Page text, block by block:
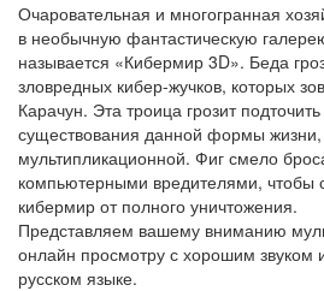
Очаровательная и многогранная
в необычную фантастическую
называется «Кибермир 3D». Беда
зловредных кибер-жучков, которых
Карачун. Эта троица грозит
существования данной формы
мультипликационной. Фиг смело
компьютерными вредителями, чтобы
кибермир от полного уничтожения.
Представляем вашему вниманию
онлайн просмотру с хорошим звуком
русском языке.